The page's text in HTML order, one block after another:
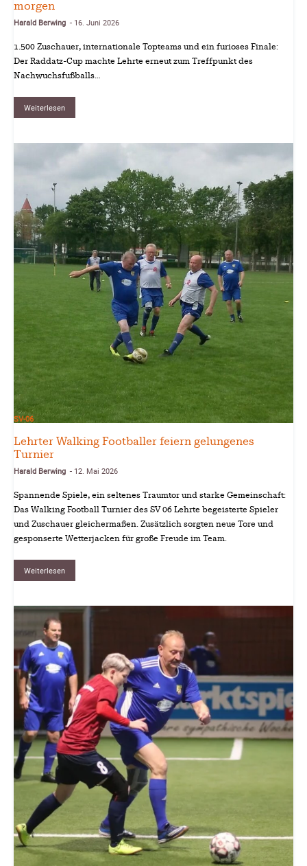
morgen
Harald Berwing - 16. Juni 2026
1.500 Zuschauer, internationale Topteams und ein furioses Finale:
Der Raddatz-Cup machte Lehrte erneut zum Treffpunkt des
Nachwuchsfußballs…
Weiterlesen
SV-06
Lehrter Walking Footballer feiern gelungenes
Turnier
Harald Berwing - 12. Mai 2026
Spannende Spiele, ein seltenes Traumtor und starke Gemeinschaft:
Das Walking Football Turnier des SV 06 Lehrte begeisterte Spieler
und Zuschauer gleichermaßen. Zusätzlich sorgten neue Tore und
gesponserte Wetterjacken für große Freude im Team.
Weiterlesen